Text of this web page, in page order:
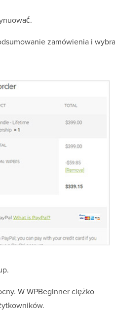
zamówienia i
W WPBeginner ciężko